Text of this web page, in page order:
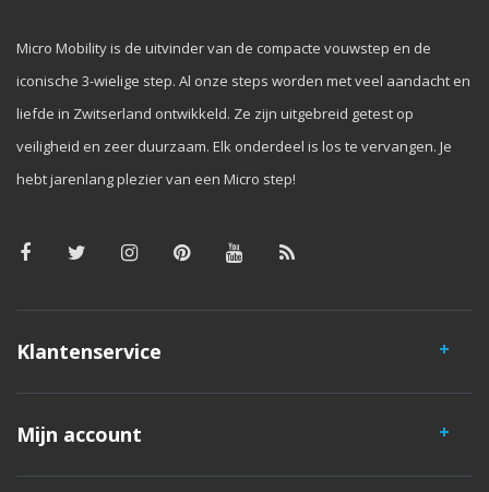
Micro Mobility is de uitvinder van de compacte vouwstep en de
iconische 3-wielige step. Al onze steps worden met veel aandacht en
liefde in Zwitserland ontwikkeld. Ze zijn uitgebreid getest op
veiligheid en zeer duurzaam. Elk onderdeel is los te vervangen. Je
hebt jarenlang plezier van een Micro step!
Klantenservice
Mijn account